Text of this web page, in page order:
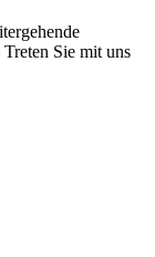
Sie mit uns